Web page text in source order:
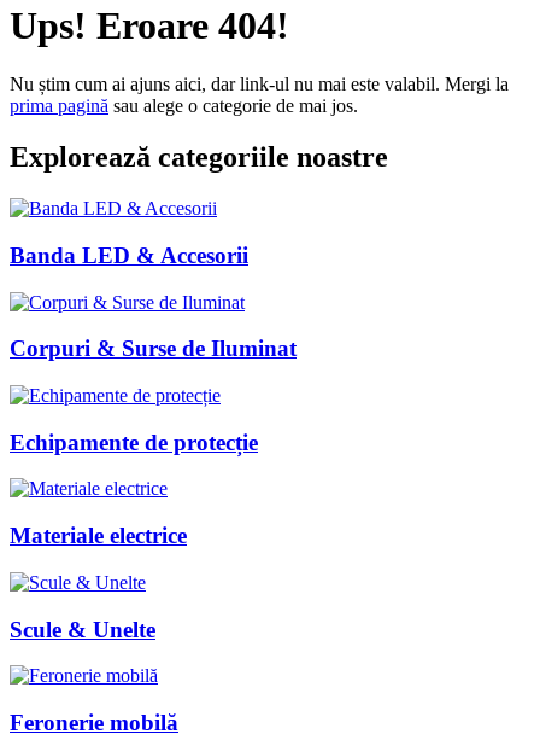
Ups! Eroare 404!
Nu știm cum ai ajuns aici, dar link-ul nu mai este valabil. Mergi la
prima pagină sau alege o categorie de mai jos.
Explorează categoriile noastre
Banda LED & Accesorii
Corpuri & Surse de Iluminat
Echipamente de protecție
Materiale electrice
Scule & Unelte
Feronerie mobilă